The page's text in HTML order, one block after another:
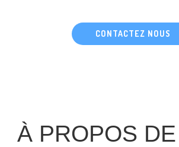
CONTACTEZ NOUS
À PROPOS